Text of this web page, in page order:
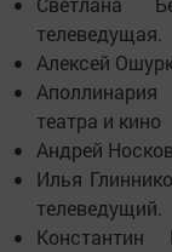
телеведущая.
Алексей
театра и кино
Андрей
Илья
телеведущий.